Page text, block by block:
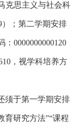
克思主义与社会科
） ；第二学期安排
： 0000000000120
，视学科培养方
须于第一学期安排
育研究方法”“课程